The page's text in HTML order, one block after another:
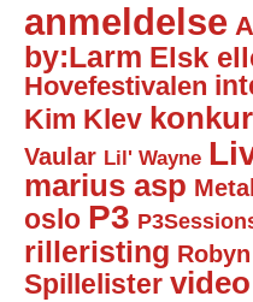
anmeldelse
by:Larm Elsk
Hovefestivalen
Kim Klev
Vaular Lil' Wayne
marius asp
oslo P3
rilleristing Robyn
Spillelister video